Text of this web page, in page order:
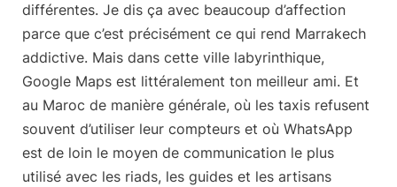
différentes. Je dis ça avec beaucoup d’affection
parce que c’est précisément ce qui rend Marrakech
addictive. Mais dans cette ville labyrinthique,
Google Maps est littéralement ton meilleur ami. Et
au Maroc de manière générale, où les taxis refusent
souvent d’utiliser leur compteurs et où WhatsApp
est de loin le moyen de communication le plus
utilisé avec les riads, les guides et les artisans